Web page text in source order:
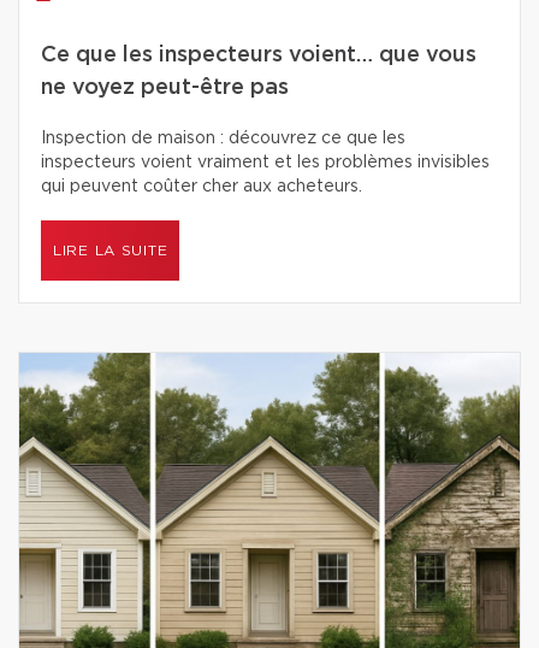
Ce que les inspecteurs voient… que vous
ne voyez peut-être pas
Inspection de maison : découvrez ce que les
inspecteurs voient vraiment et les problèmes invisibles
qui peuvent coûter cher aux acheteurs.
LIRE LA SUITE